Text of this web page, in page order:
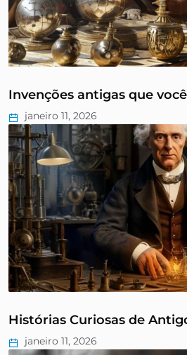
Invenções antigas que
janeiro 11, 2026
Histórias Curiosas de
janeiro 11, 2026